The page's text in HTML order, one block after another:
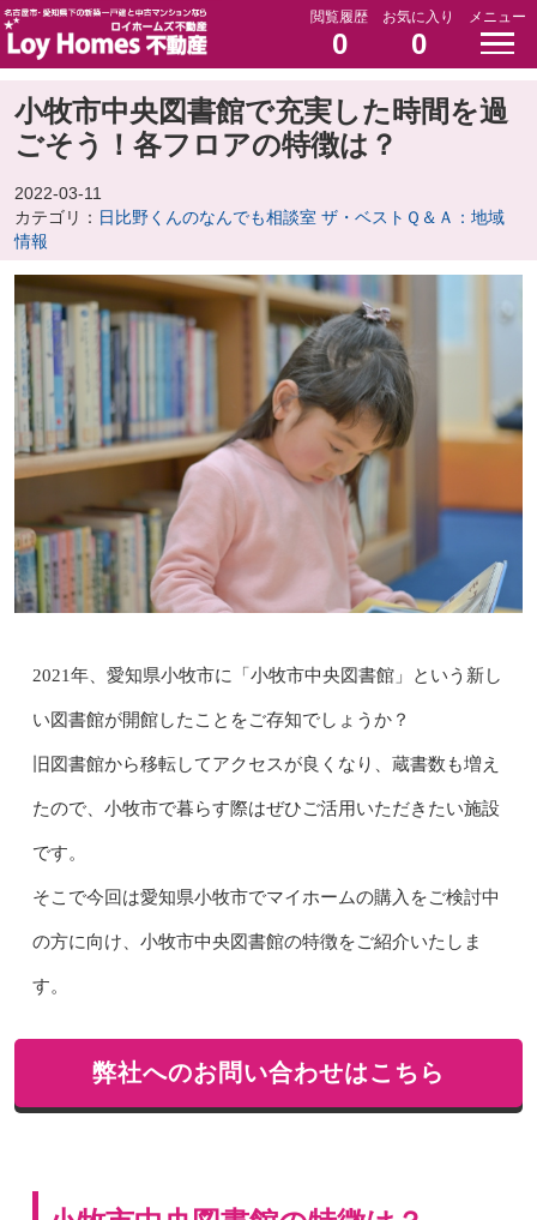
閲覧履歴
0
お気に入り
0
メニュー
小牧市中央図書館で充実した時間を過
ごそう！各フロアの特徴は？
2022-03-11
カテゴリ： 日比野くんのなんでも相談室 ザ・ベストＱ＆Ａ：地域
情報
2021年、 愛知県小牧市に「 小牧市中央図書館」という 新し
い図書館が開館したことをご存知でしょうか？
旧図書館から移転してアクセスが良くなり、蔵書数も増え
たので、小牧市で暮らす際はぜひご活用いただきたい施設
です。
そこで今回は愛知県小牧市でマイホームの購入をご検討中
の方に向け、小牧市中央図書館の特徴をご紹介いたしま
す。
弊社へのお問い合わせはこちら